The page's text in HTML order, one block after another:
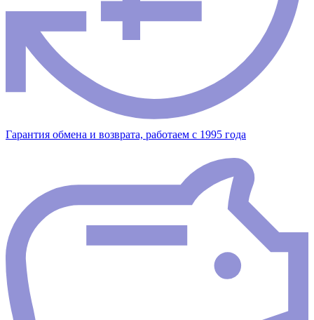
Гарантия обмена и возврата, работаем с 1995 года